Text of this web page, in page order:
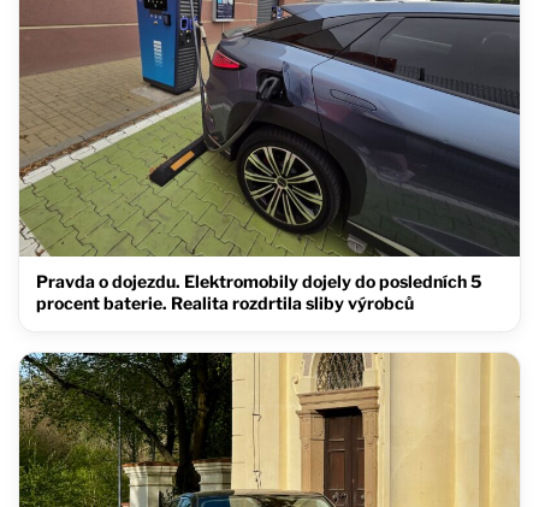
Pravda o dojezdu. Elektromobily dojely do posledních 5
procent baterie. Realita rozdrtila sliby výrobců